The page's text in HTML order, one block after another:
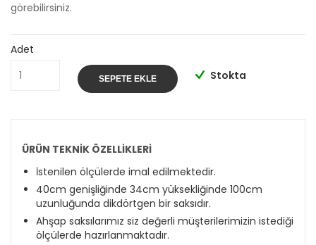
görebilirsiniz.
Adet
Stokta
ÜRÜN TEKNİK ÖZELLİKLERİ
İstenilen ölçülerde imal edilmektedir.
40cm genişliğinde 34cm yüksekliğinde 100cm
uzunluğunda dikdörtgen bir saksıdır.
Ahşap saksılarımız siz değerli müşterilerimizin istediği
ölçülerde hazırlanmaktadır.